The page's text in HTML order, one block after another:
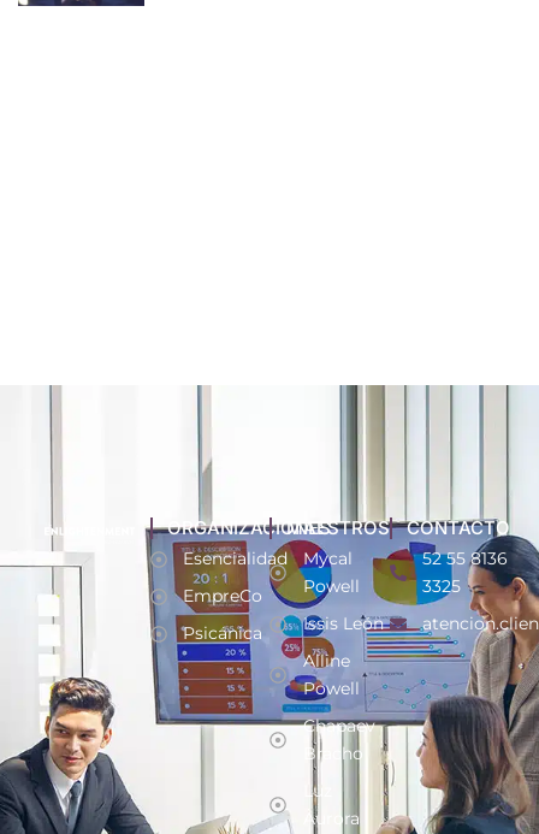
ORGANIZACIONES
Esencialidad
EmpreCo
Psicánica
MAESTROS
Mycal
Powell
Issis León
Alline
Powell
Chapaev
Bracho
Luz
Aurora
CONTACTO
52 55 8136
3325